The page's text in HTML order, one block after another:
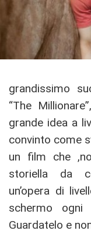
grandissimo
“The
grande idea a
convinto come
un film che
storiella da
un’opera di
schermo ogni
Guardatelo e